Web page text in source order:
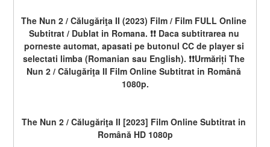
The Nun 2 / Călugăriţa II (2023) Film / Film FULL Online
Subtitrat / Dublat in Romana. ❗❗️️ Daca subtitrarea nu
porneste automat, apasati pe butonul CC de player si
selectati limba (Romanian sau English). ❗❗️️Urmăriți The
Nun 2 / Călugăriţa II Film Online Subtitrat in Română
1080p.
The Nun 2 / Călugăriţa II [2023] Film Online Subtitrat in
Română HD 1080p